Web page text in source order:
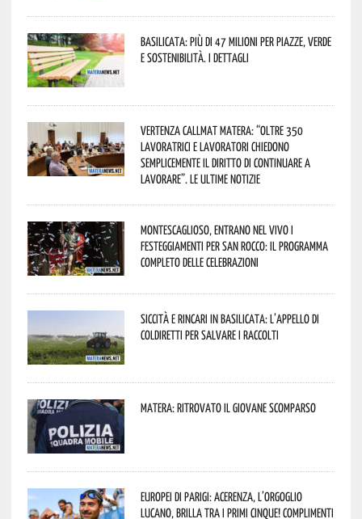
Basilicata: più di 47 milioni per piazze, verde
e sostenibilità. I dettagli
Vertenza CallMat Matera: “Oltre 350
lavoratrici e lavoratori chiedono
semplicemente il diritto di continuare a
lavorare”. Le ultime notizie
Montescaglioso, entrano nel vivo i
festeggiamenti per San Rocco: il programma
completo delle celebrazioni
Siccità e rincari in Basilicata: l’appello di
Coldiretti per salvare i raccolti
Matera: ritrovato il giovane scomparso
Europei di Parigi: Acerenza, l’orgoglio
lucano, brilla tra i primi cinque! Complimenti